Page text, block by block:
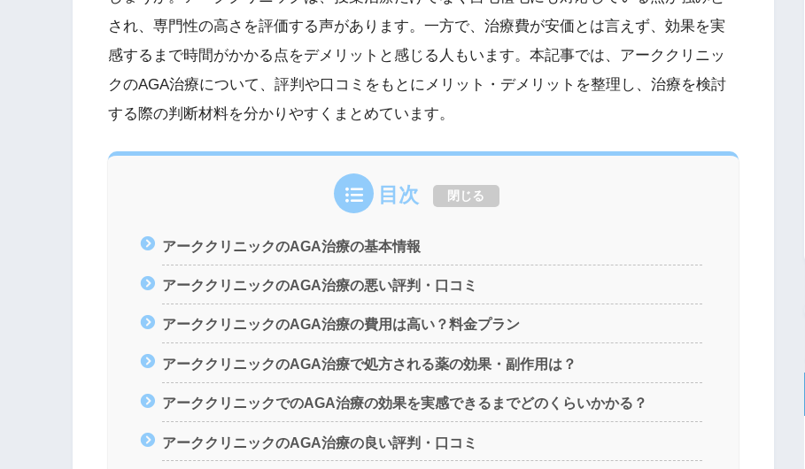
され、専門性の高さを評価する声があります。一方で、治療費が安価とは言えず、効果を実
感するまで時間がかかる点をデメリットと感じる人もいます。本記事では、アーククリニッ
クのAGA治療について、評判や口コミをもとにメリット・デメリットを整理し、治療を検討
する際の判断材料を分かりやすくまとめています。
目次 閉じる
アーククリニックのAGA治療の基本情報
アーククリニックのAGA治療の悪い評判・口コミ
アーククリニックのAGA治療の費用は高い？料金プラン
アーククリニックのAGA治療で処方される薬の効果・副作用は？
アーククリニックでのAGA治療の効果を実感できるまでどのくらいかかる？
アーククリニックのAGA治療の良い評判・口コミ